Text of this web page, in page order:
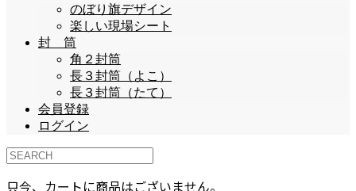
のぼり旗デザイン
楽しい現場シート
封 筒
角２封筒
長３封筒（よこ）
長３封筒（たて）
会員登録
ログイン
只今、カートに商品はございません。